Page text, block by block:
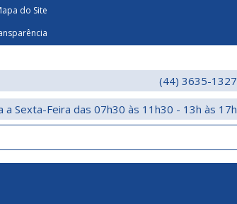
do Site
(44) 3635-1327
a Sexta-Feira das 07h30 às 11h30 - 13h às 17h